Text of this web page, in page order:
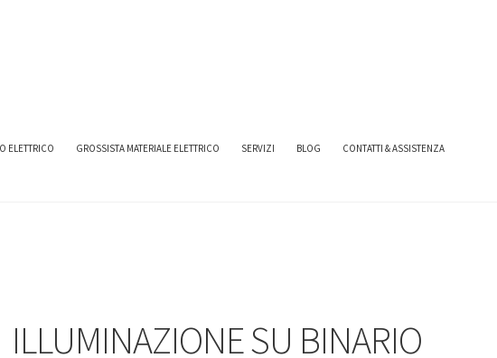
ELETTRICO GROSSISTA MATERIALE ELETTRICO SERVIZI BLOG CONTATTI & ASSISTENZA
ILLUMINAZIONE SU BINARIO